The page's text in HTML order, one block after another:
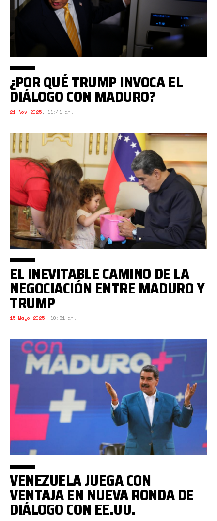
¿POR QUÉ TRUMP INVOCA EL
DIÁLOGO CON MADURO?
21 Nov 2025, 11:41 am.
EL INEVITABLE CAMINO DE LA
NEGOCIACIÓN ENTRE MADURO Y
TRUMP
15 Mayo 2025, 10:31 am.
VENEZUELA JUEGA CON
VENTAJA EN NUEVA RONDA DE
DIÁLOGO CON EE.UU.